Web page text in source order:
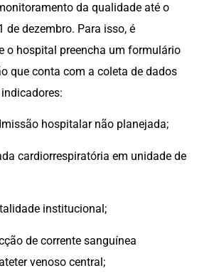
da qualidade até o
de dezembro. Para isso, é
o hospital preencha um formulário
que conta com a coleta de dados
hospitalar não planejada;
cardiorrespiratória em unidade de
institucional;
de corrente sanguínea
venoso central;